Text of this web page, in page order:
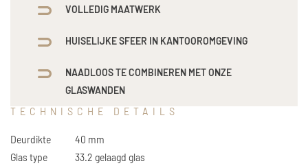
VOLLEDIG MAATWERK
HUISELIJKE SFEER IN KANTOOROMGEVING
NAADLOOS TE COMBINEREN MET ONZE
GLASWANDEN
TECHNISCHE DETAILS
Deurdikte
40 mm
Glas type
33.2 gelaagd glas